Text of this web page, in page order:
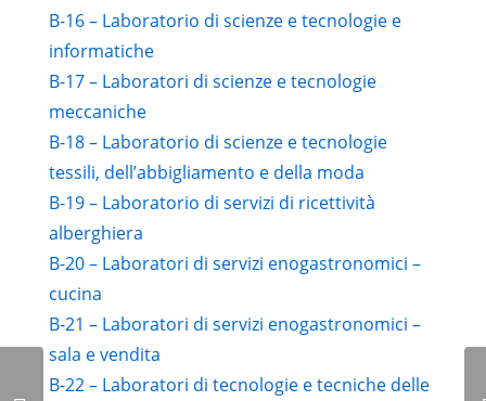
B-16 – Laboratorio di scienze e tecnologie e
informatiche
B-17 – Laboratori di scienze e tecnologie
meccaniche
B-18 – Laboratorio di scienze e tecnologie
tessili, dell’abbigliamento e della moda
B-19 – Laboratorio di servizi di ricettività
alberghiera
B-20 – Laboratori di servizi enogastronomici –
cucina
B-21 – Laboratori di servizi enogastronomici –
sala e vendita
B-22 – Laboratori di tecnologie e tecniche delle